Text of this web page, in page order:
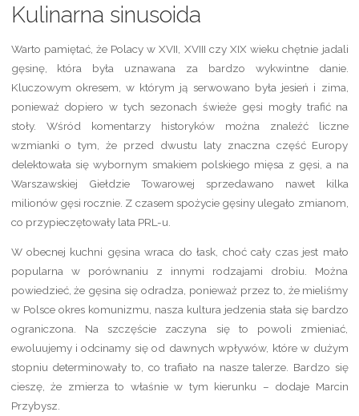
Kulinarna sinusoida
Warto pamiętać, że Polacy w XVII, XVIII czy XIX wieku chętnie jadali
gęsinę, która była uznawana za bardzo wykwintne danie.
Kluczowym okresem, w którym ją serwowano była jesień i zima,
ponieważ dopiero w tych sezonach świeże gęsi mogły trafić na
stoły. Wśród komentarzy historyków można znaleźć liczne
wzmianki o tym, że przed dwustu laty znaczna część Europy
delektowała się wybornym smakiem polskiego mięsa z gęsi, a na
Warszawskiej Giełdzie Towarowej sprzedawano nawet kilka
milionów gęsi rocznie. Z czasem spożycie gęsiny ulegało zmianom,
co przypieczętowały lata PRL-u.
W obecnej kuchni gęsina wraca do łask, choć cały czas jest mało
popularna w porównaniu z innymi rodzajami drobiu. Można
powiedzieć, że gęsina się odradza, ponieważ przez to, że mieliśmy
w Polsce okres komunizmu, nasza kultura jedzenia stała się bardzo
ograniczona. Na szczęście zaczyna się to powoli zmieniać,
ewoluujemy i odcinamy się od dawnych wpływów, które w dużym
stopniu determinowały to, co trafiało na nasze talerze. Bardzo się
cieszę, że zmierza to właśnie w tym kierunku – dodaje Marcin
Przybysz.